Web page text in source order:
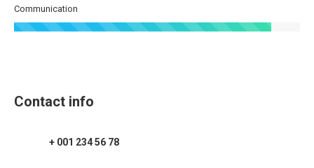
Communication
Contact info
+ 001 234 56 78